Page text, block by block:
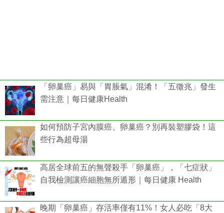
「卵巢癌」易與「胃脹氣」混淆！「五徵兆」發生
需注意｜每日健康Health
如何預防子宮內膜癌、卵巢癌？別再裝塑膠袋！這
些行為超母湯
高居全球前五的無聲殺手「卵巢癌」，「七症狀」
自我檢測讓癌細胞無所遁形｜每日健康 Health
晚期「卵巢癌」存活率僅有11%！女人必吃「8大